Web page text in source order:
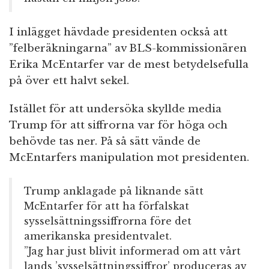
I inlägget hävdade presidenten också att
”felberäkningarna” av BLS-kommissionären
Erika McEntarfer var de mest betydelsefulla
på över ett halvt sekel.
Istället för att undersöka skyllde media
Trump för att siffrorna var för höga och
behövde tas ner. På så sätt vände de
McEntarfers manipulation mot presidenten.
Trump anklagade på liknande sätt
McEntarfer för att ha förfalskat
sysselsättningssiffrorna före det
amerikanska presidentvalet.
”Jag har just blivit informerad om att vårt
lands ’sysselsättningssiffror’ produceras av